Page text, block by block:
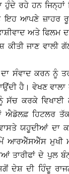
ਹੁੰਦੇ ਰਹੇ ਹਨ ਜਿਨ੍ਹਾਂ
ਆਪਣੇ ਜ਼ਾਹਰ
ਅਤੇ ਫਿਲਮ
ਕੀਤੀ ਜਾਣ ਵਾਲੀ
ਸੰਵਾਦ ਕਰਨ ਨੂੰ
ਹੈ। ਵੇਖਣ
ਕਰਕੇ ਵਿਖਾਈ
ਐਡੋਲਫ਼ ਹਿਟਲਰ
ਯਹੂਦੀਆਂ ਦਾ
ਮੁਖੀ
ਤਾਰੀਫਾਂ ਦੇ ਪੁਲ
ਦੇਸ਼ ਦੀ ਹਿੰਦੂ